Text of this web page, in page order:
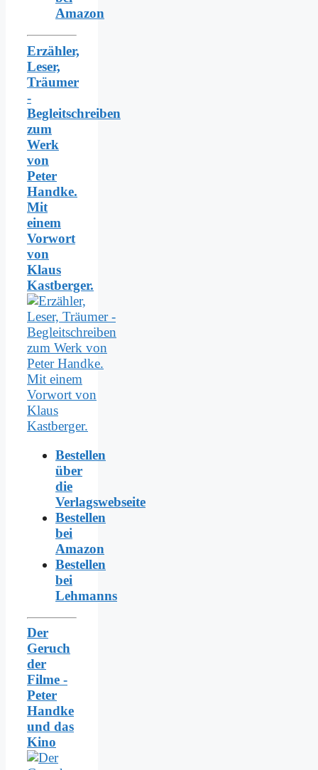
Amazon
Erzähler,
Leser,
Träumer
-
Begleitschreiben
zum
Werk
von
Peter
Handke.
Mit
einem
Vorwort
von
Klaus
Kastberger.
Bestellen
über
die
Verlagswebseite
Bestellen
bei
Amazon
Bestellen
bei
Lehmanns
Der
Geruch
der
Filme -
Peter
Handke
und das
Kino